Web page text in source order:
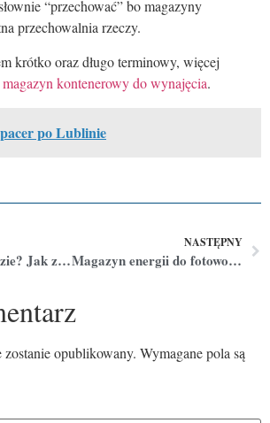
“przechować” bo magazyny
przechowalnia rzeczy.
krótko oraz długo terminowy, więcej
magazyn kontenerowy do wynajęcia.
po Lublinie
Myślisz o rozwodzie? Jak załatwić formalności w Lublinie
NASTĘPNY
Magazyn energii do fotowoltaiki
opublikowany. Wymagane pola są